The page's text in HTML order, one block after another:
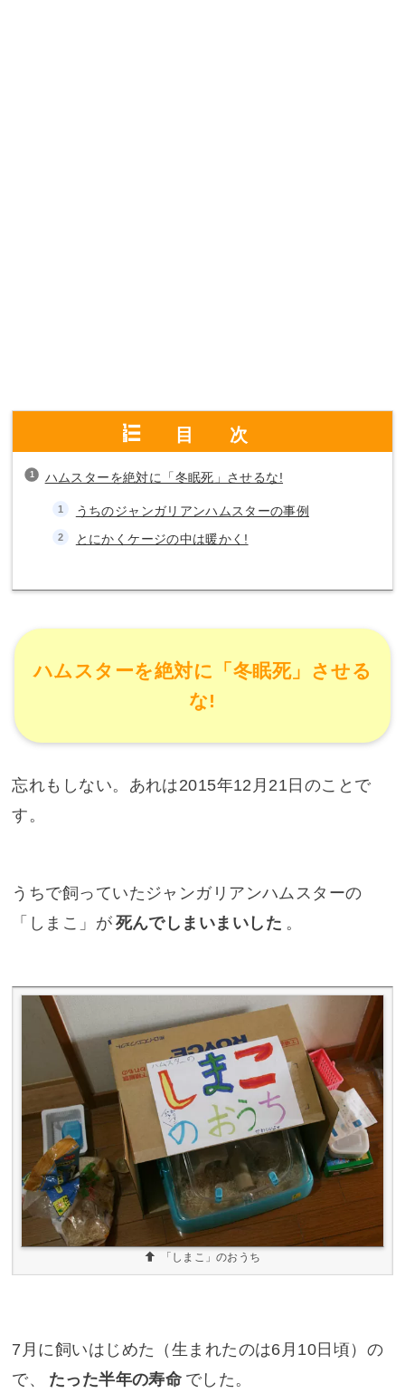
目次
ハムスターを絶対に「冬眠死」させるな!
うちのジャンガリアンハムスターの事例
とにかくケージの中は暖かく!
ハムスターを絶対に「冬眠死」させる
な!
忘れもしない。あれは2015年12月21日のことで
す。
うちで飼っていたジャンガリアンハムスターの
「しまこ」が 死んでしまいまいした 。
「しまこ」のおうち
7月に飼いはじめた（生まれたのは6月10日頃）の
で、
たった半年の寿命 でした。